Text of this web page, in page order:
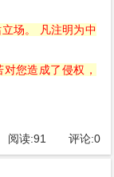
场。 凡注明为中
您造成了侵权，
阅读:91 评论:0